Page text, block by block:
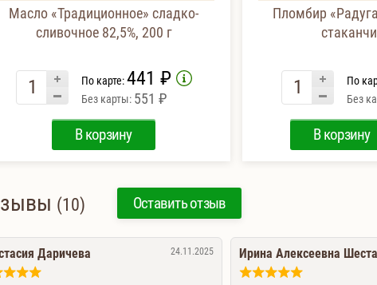
Масло «Традиционное» сладко-
сливочное 82,5%, 200 г
По карте: 441 ₽
Без карты: 551 ₽
В корзину
Пломбир
По
Без
В корзину
(10) Оставить отзыв
24.11.2025
Даричева Ирина Алексеевна